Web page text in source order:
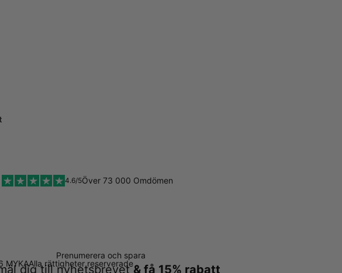
Prenumerera och spara
dig till nyhetsbrevet& få 15% rabatt
4.6/5Över 73 000 Omdömen
MYKAAlla rättigheter reserverade